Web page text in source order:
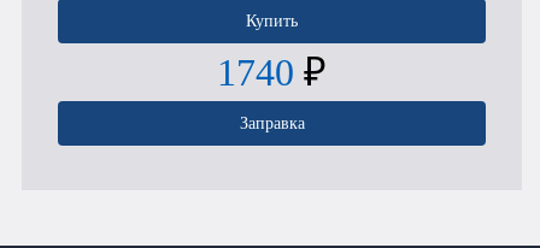
Купить
1740 ₽
Заправка